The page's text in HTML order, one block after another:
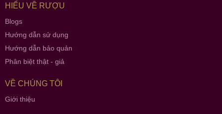
HIỂU VỀ RƯỢU
Blogs
Hướng dẫn sử dụng
Hướng dẫn bảo quản
Phân biệt thật - giả
VỀ CHÚNG TÔI
Giới thiệu